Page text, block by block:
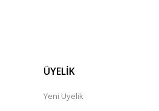
ÜYELİK
Yeni Üyelik